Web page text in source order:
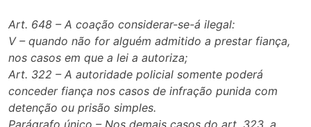
Art. 648 – A coação considerar-se-á ilegal:
V – quando não for alguém admitido a prestar fiança,
nos casos em que a lei a autoriza;
Art. 322 – A autoridade policial somente poderá
conceder fiança nos casos de infração punida com
detenção ou prisão simples.